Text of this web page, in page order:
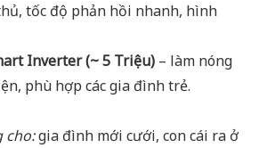
tốc độ phản hồi nhanh, hình
Inverter (~ 5 Triệu) – làm nóng
phù hợp các gia đình trẻ.
cho:gia đình mới cưới, con cái ra ở